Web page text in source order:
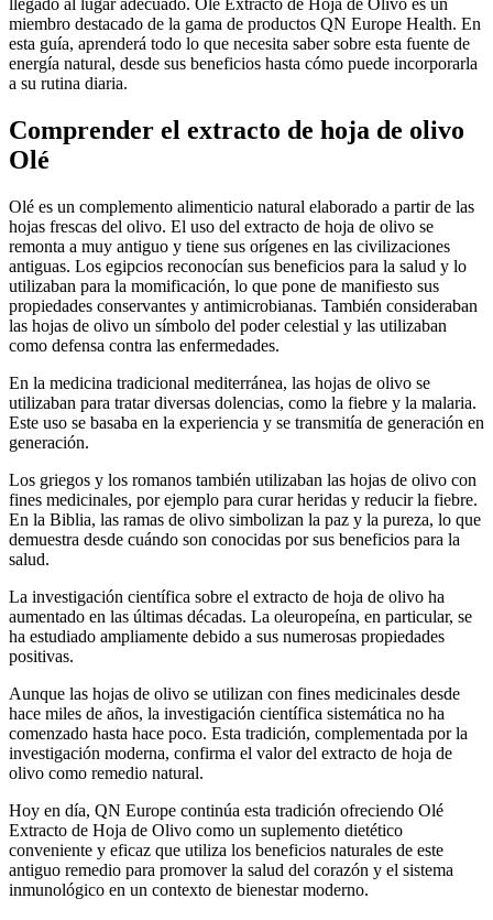
llegado al lugar adecuado. Olé Extracto de Hoja de Olivo es un
miembro destacado de la gama de productos QN Europe Health. En
esta guía, aprenderá todo lo que necesita saber sobre esta fuente de
energía natural, desde sus beneficios hasta cómo puede incorporarla
a su rutina diaria.
Comprender el extracto de hoja de olivo
Olé
Olé es un complemento alimenticio natural elaborado a partir de las
hojas frescas del olivo. El uso del extracto de hoja de olivo se
remonta a muy antiguo y tiene sus orígenes en las civilizaciones
antiguas. Los egipcios reconocían sus beneficios para la salud y lo
utilizaban para la momificación, lo que pone de manifiesto sus
propiedades conservantes y antimicrobianas. También consideraban
las hojas de olivo un símbolo del poder celestial y las utilizaban
como defensa contra las enfermedades.
En la medicina tradicional mediterránea, las hojas de olivo se
utilizaban para tratar diversas dolencias, como la fiebre y la malaria.
Este uso se basaba en la experiencia y se transmitía de generación en
generación.
Los griegos y los romanos también utilizaban las hojas de olivo con
fines medicinales, por ejemplo para curar heridas y reducir la fiebre.
En la Biblia, las ramas de olivo simbolizan la paz y la pureza, lo que
demuestra desde cuándo son conocidas por sus beneficios para la
salud.
La investigación científica sobre el extracto de hoja de olivo ha
aumentado en las últimas décadas. La oleuropeína, en particular, se
ha estudiado ampliamente debido a sus numerosas propiedades
positivas.
Aunque las hojas de olivo se utilizan con fines medicinales desde
hace miles de años, la investigación científica sistemática no ha
comenzado hasta hace poco. Esta tradición, complementada por la
investigación moderna, confirma el valor del extracto de hoja de
olivo como remedio natural.
Hoy en día, QN Europe continúa esta tradición ofreciendo Olé
Extracto de Hoja de Olivo como un suplemento dietético
conveniente y eficaz que utiliza los beneficios naturales de este
antiguo remedio para promover la salud del corazón y el sistema
inmunológico en un contexto de bienestar moderno.